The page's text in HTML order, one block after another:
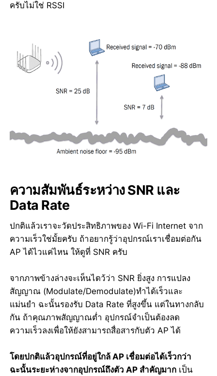
ครับไม่ใช่ RSSI
ความสัมพันธ์ระหว่าง SNR และ
Data Rate
ปกติแล้วเราจะวัดประสิทธิภาพของ Wi-Fi Internet จาก
ความเร็วใช่มั้ยครับ ถ้าอยากรู้ว่าอุปกรณ์เราเชื่อมต่อกัน
AP ได้ไวแค่ไหน ให้ดูที่ SNR ครับ
จากภาพข้างล่างจะเห็นไดว้ว่า SNR ยิ่งสูง การแปลง
สัญญาณ (Modulate/Demodulate)ทำได้เร็วและ
แม่นยำ ฉะนั้นรองรับ Data Rate ที่สูงขึ้น แต่ในทางกลับ
กัน ถ้าคุณภาพสัญญาณต่ำ อุปกรณ์จำเป็นต้องลด
ความเร็วลงเพื่อให้ยังสามารถสื่อสารกับตัว AP ได้
โดยปกติแล้วอุปกรณ์ที่อยู่ใกล้ AP เชื่อมต่อได้เร็วกว่า
ฉะนั้นระยะห่างจากอุปกรณ์ถึงตัว AP สำคัญมาก เป็น